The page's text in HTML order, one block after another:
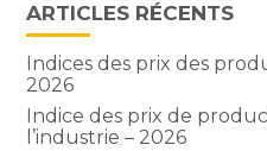
ARTICLES RÉCENTS
Indices des prix des
2026
Indice des prix de
l’industrie – 2026